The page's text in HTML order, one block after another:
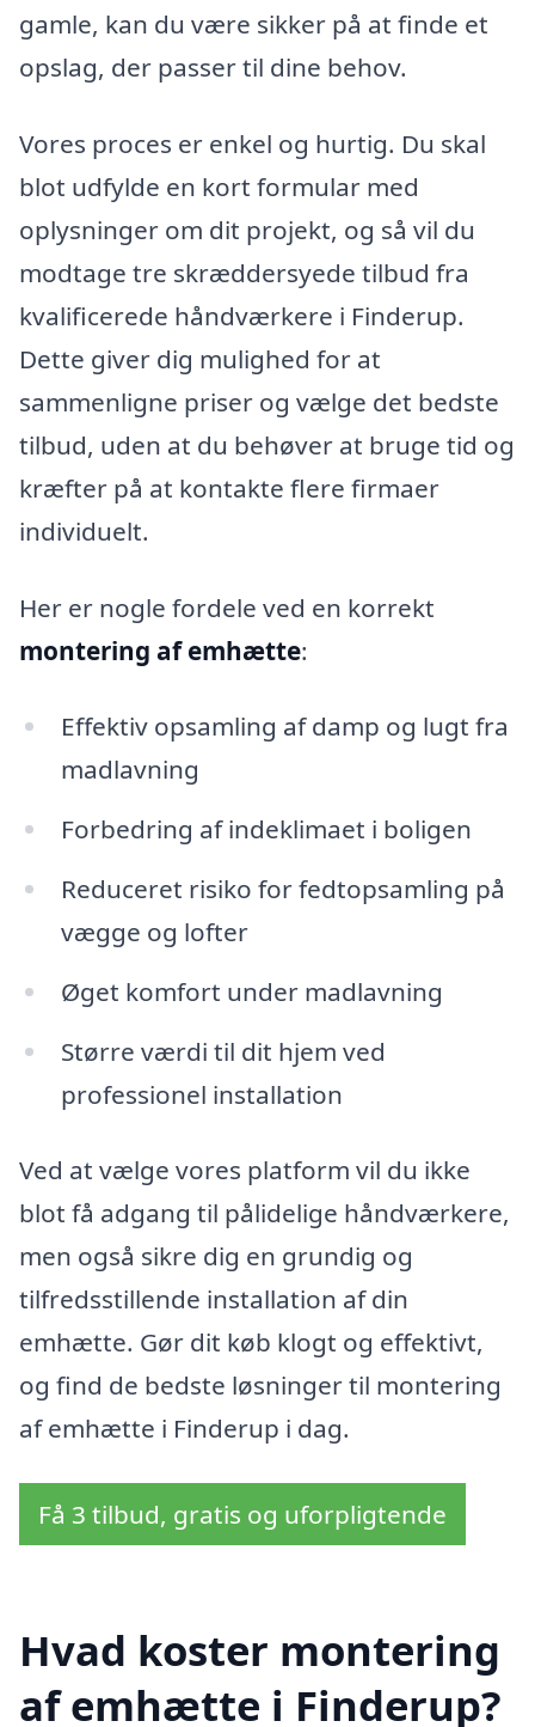
gamle, kan du være sikker på at finde et
opslag, der passer til dine behov.
Vores proces er enkel og hurtig. Du skal
blot udfylde en kort formular med
oplysninger om dit projekt, og så vil du
modtage tre skræddersyede tilbud fra
kvalificerede håndværkere i Finderup.
Dette giver dig mulighed for at
sammenligne priser og vælge det bedste
tilbud, uden at du behøver at bruge tid og
kræfter på at kontakte flere firmaer
individuelt.
Her er nogle fordele ved en korrekt
montering af emhætte:
Effektiv opsamling af damp og lugt fra
madlavning
Forbedring af indeklimaet i boligen
Reduceret risiko for fedtopsamling på
vægge og lofter
Øget komfort under madlavning
Større værdi til dit hjem ved
professionel installation
Ved at vælge vores platform vil du ikke
blot få adgang til pålidelige håndværkere,
men også sikre dig en grundig og
tilfredsstillende installation af din
emhætte. Gør dit køb klogt og effektivt,
og find de bedste løsninger til montering
af emhætte i Finderup i dag.
Få 3 tilbud, gratis og uforpligtende
Hvad koster montering
af emhætte i Finderup?